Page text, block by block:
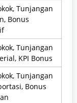
Tunjangan
Bonus
Tunjangan
KPI Bonus
Tunjangan
Bonus